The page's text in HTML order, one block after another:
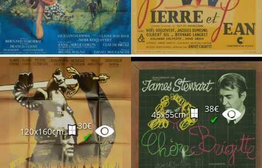
Vendre
120x160cm
30€
✔
45x55cm
38€
✔